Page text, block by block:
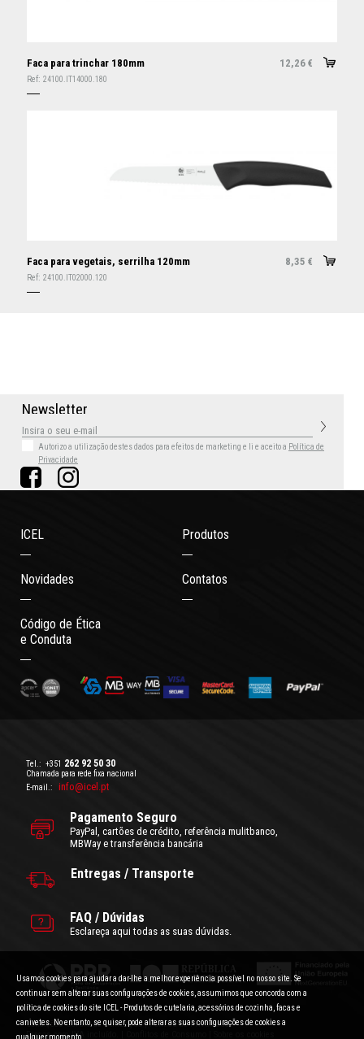
Faca para trinchar 180mm 12,26 €
Ref: 24100.IT14000.180
Faca para vegetais, serrilha 120mm 8,35 €
Ref: 24100.IT02000.120
Newsletter
Autorizo a utilização destes dados para efeitos de marketing e li e aceito a Política de
Privacidade
ICEL Produtos
Novidades Contatos
Código de Ética
e Conduta
Tel.: +351 262 92 50 30
Chamada para rede fixa nacional
E-mail.:
info@icel.pt
Pagamento Seguro
PayPal, cartões de crédito, referência mulitbanco,
MBWay e transferência bancária
Entregas / Transporte
FAQ / Dúvidas
Esclareça aqui todas as suas dúvidas.
Condições Gerais de Utilização |Politica de Privacidade
Preços com IVA incluído.
Usamos cookies para ajudar a dar-lhe a melhor experiência possível no nosso site. Se
continuar sem alterar suas configurações de cookies, assumimos que concorda com a
política de cookies do site ICEL - Produtos de cutelaria, acessórios de cozinha, facas e
canivetes. No entanto, se quiser, pode alterar as suas configurações de cookies a
qualquer momento.